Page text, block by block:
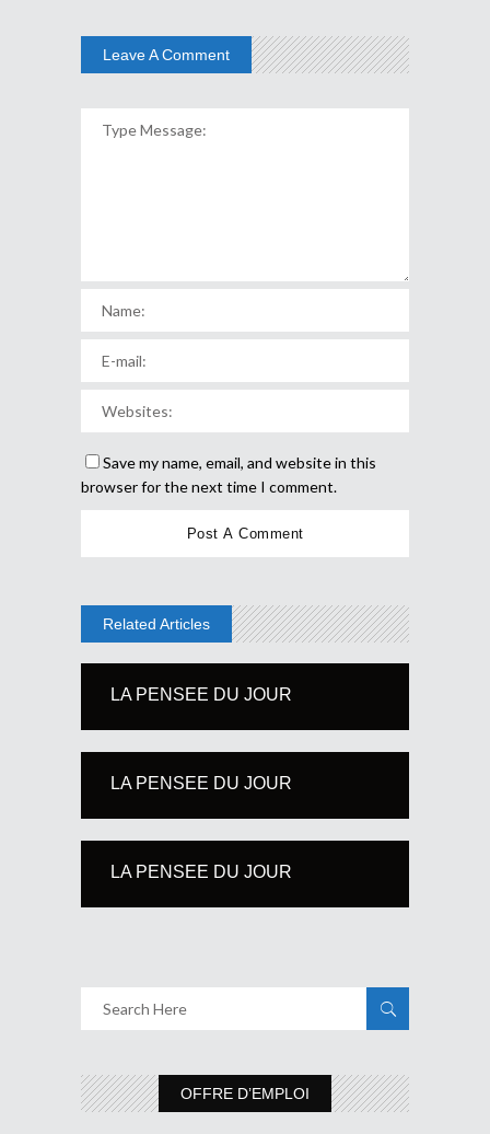
Leave A Comment
Save my name, email, and website in this
browser for the next time I comment.
Related Articles
LA PENSEE DU JOUR
LA PENSEE DU JOUR
LA PENSEE DU JOUR
OFFRE D’EMPLOI